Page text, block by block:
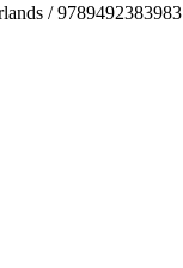
/ 9789492383983